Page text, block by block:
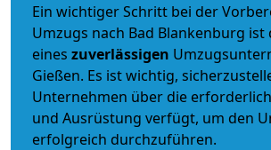
Ein wichtiger Schritt bei der
Umzugs nach Bad Blankenburg ist
eines zuverlässigen
Gießen. Es ist wichtig,
Unternehmen über die
und Ausrüstung verfügt, um den
erfolgreich durchzuführen.